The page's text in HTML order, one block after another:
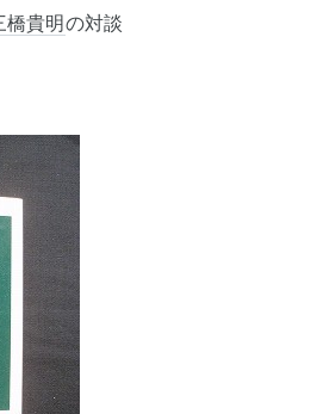
橋貴明の対談